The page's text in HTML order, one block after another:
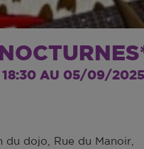
AU 05/09/2025
du dojo, Rue du Manoir,